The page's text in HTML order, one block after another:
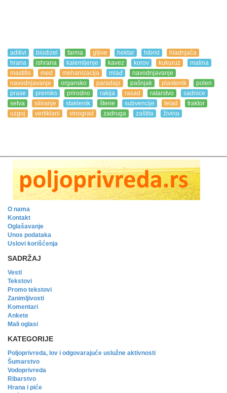
aditivi biodizel farma gljive hektar hibrid
hladnjača
hrana
ishrana kalemljenje kavez korov kukuruz
malina
mastitis
med mehanizacija mlađ
navodnjavanje
navodnjavanje
organsko paradajz pašnjak plastenik
polen
prase
premiks prirodno rakija rasad ratarstvo
sadnice
setva
siliranje staklenik štene subvencije telad
traktor
uzgoj
vertiklani vinograd zadruga zaštita živina
O nama
Kontakt
Oglašavanje
Unos podataka
Uslovi korišćenja
SADRŽAJ
Vesti
Tekstovi
Promo tekstovi
Zanimljivosti
Komentari
Ankete
Mali oglasi
KATEGORIJE
Poljoprivreda, lov i odgovarajuće uslužne aktivnosti
Šumarstvo
Vodoprivreda
Ribarstvo
Hrana i piće